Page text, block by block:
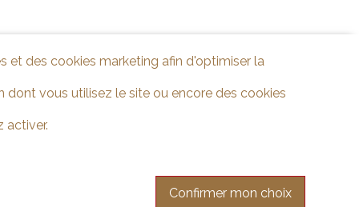
et des cookies marketing afin d'optimiser la
vous utilisez le site ou encore des cookies
activer.
Confirmer mon choix